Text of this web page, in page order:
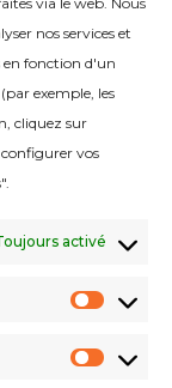
nos services et
en fonction d'un
exemple, les
cliquez sur
vos
activé